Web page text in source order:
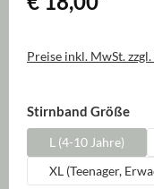
Preise inkl. MwSt.
Stirnband Größe
L (4-10 Jahre)
XL (Teenager,